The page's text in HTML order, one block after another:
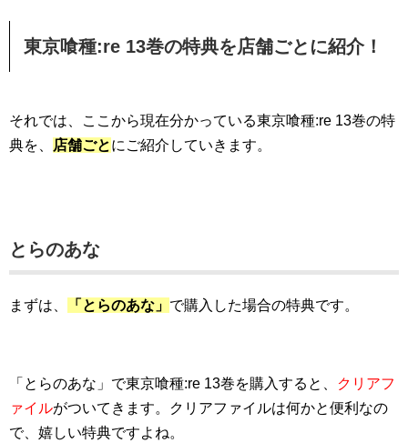
東京喰種:re 13巻の特典を店舗ごとに紹介！
それでは、ここから現在分かっている東京喰種:re 13巻の特
典を、
店舗ごとにご紹介していきます。
とらのあな
まずは、 「とらのあな」 で購入した場合の特典です。
「とらのあな」で東京喰種:re 13巻を購入すると、
クリアフ
ァイルがついてきます。クリアファイルは何かと便利なの
で、嬉しい特典ですよね。